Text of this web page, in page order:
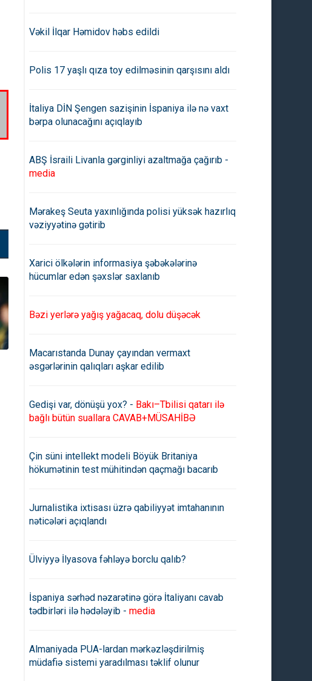
Şuşan da istefa verdi
Vəkil İlqar Həmidov həbs edildi
Polis 17 yaşlı qıza toy edilməsinin qarşısını aldı
İtaliya DİN Şengen sazişinin İspaniya ilə nə vaxt
bərpa olunacağını açıqlayıb
ABŞ İsraili Livanla gərginliyi azaltmağa çağırıb -
media
Mərakeş Seuta yaxınlığında polisi yüksək hazırlıq
vəziyyətinə gətirib
Xarici ölkələrin informasiya şəbəkələrinə
hücumlar edən şəxslər saxlanıb
Bəzi yerlərə yağış yağacaq, dolu düşəcək
Macarıstanda Dunay çayından vermaxt
əsgərlərinin qalıqları aşkar edilib
Gedişi var, dönüşü yox? - Bakı–Tbilisi qatarı ilə
bağlı bütün suallara CAVAB+MÜSAHİBƏ
Çin süni intellekt modeli Böyük Britaniya
hökumətinin test mühitindən qaçmağı bacarıb
Jurnalistika ixtisası üzrə qabiliyyət imtahanının
nəticələri açıqlandı
Ülviyyə İlyasova fəhləyə borclu qalıb?
İspaniya sərhəd nəzarətinə görə İtaliyanı cavab
tədbirləri ilə hədələyib - media
Almaniyada PUA-lardan mərkəzləşdirilmiş
müdafiə sistemi yaradılması təklif olunur